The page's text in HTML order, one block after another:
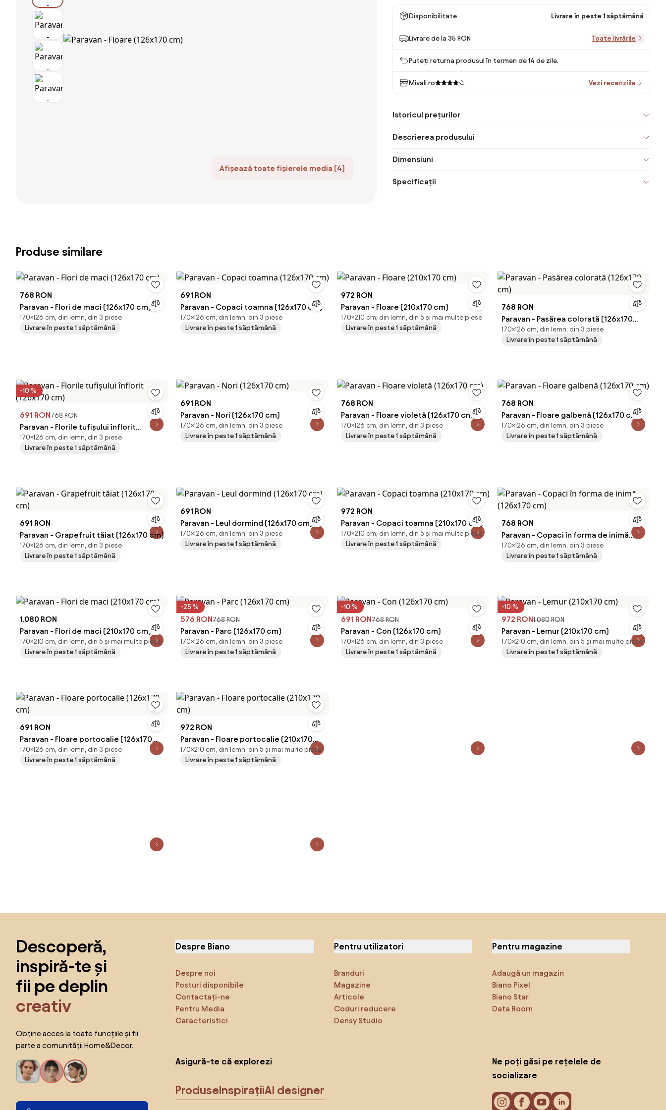
Afișează toate fișierele media (4)
Disponibilitate Livrare în peste 1 săptămână
Livrare de la 35 RON Toate livrările
Puteți returna produsul în termen de 14 de zile.
Mivali.ro Vezi recenziile
Istoricul prețurilor
Descrierea produsului
Dimensiuni
Specificații
Produse similare
768 RON
Paravan - Flori de maci (126x170 cm)
170×126 cm, din lemn, din 3 piese
Livrare în peste 1 săptămână
691 RON
Paravan - Copaci toamna (126x170 cm)
170×126 cm, din lemn, din 3 piese
Livrare în peste 1 săptămână
972 RON
Paravan - Floare (210x170 cm)
170×210 cm, din lemn, din 5 și mai multe piese
Livrare în peste 1 săptămână
768 RON
Paravan - Pasărea colorată (126x170
cm)
170×126 cm, din lemn, din 3 piese
Livrare în peste 1 săptămână
-10 %
691 RON768 RON
Paravan - Florile tufișului înflorit
(126x170 cm)
170×126 cm, din lemn, din 3 piese
Livrare în peste 1 săptămână
691 RON
Paravan - Nori (126x170 cm)
170×126 cm, din lemn, din 3 piese
Livrare în peste 1 săptămână
768 RON
Paravan - Floare violetă (126x170 cm)
170×126 cm, din lemn, din 3 piese
Livrare în peste 1 săptămână
768 RON
Paravan - Floare galbenă (126x170 cm)
170×126 cm, din lemn, din 3 piese
Livrare în peste 1 săptămână
691 RON
Paravan - Grapefruit tăiat (126x170 cm)
170×126 cm, din lemn, din 3 piese
Livrare în peste 1 săptămână
691 RON
Paravan - Leul dormind (126x170 cm)
170×126 cm, din lemn, din 3 piese
Livrare în peste 1 săptămână
972 RON
Paravan - Copaci toamna (210x170 cm)
170×210 cm, din lemn, din 5 și mai multe piese
Livrare în peste 1 săptămână
768 RON
Paravan - Copaci în forma de inimă
(126x170 cm)
170×126 cm, din lemn, din 3 piese
Livrare în peste 1 săptămână
1.080 RON
Paravan - Flori de maci (210x170 cm)
170×210 cm, din lemn, din 5 și mai multe piese
Livrare în peste 1 săptămână
-25 %
576 RON768 RON
Paravan - Parc (126x170 cm)
170×126 cm, din lemn, din 3 piese
Livrare în peste 1 săptămână
-10 %
691 RON768 RON
Paravan - Con (126x170 cm)
170×126 cm, din lemn, din 3 piese
Livrare în peste 1 săptămână
-10 %
972 RON1.080 RON
Paravan - Lemur (210x170 cm)
170×210 cm, din lemn, din 5 și mai multe piese
Livrare în peste 1 săptămână
691 RON
Paravan - Floare portocalie (126x170
cm)
170×126 cm, din lemn, din 3 piese
Livrare în peste 1 săptămână
972 RON
Paravan - Floare portocalie (210x170
cm)
170×210 cm, din lemn, din 5 și mai multe piese
Livrare în peste 1 săptămână
Descoperă,
inspiră-te și
fii pe deplin
creativ
Obține acces la toate funcțiile și fii
parte a comunității Home&Decor.
Despre Biano
Despre noi
Posturi disponibile
Contactați-ne
Pentru Media
Caracteristici
Pentru utilizatori
Branduri
Magazine
Articole
Coduri reducere
Densy Studio
Pentru magazine
Adaugă un magazin
Biano Pixel
Biano Star
Data Room
Asigură-te că explorezi
Produse InspirațiiAI designer
Ne poți găsi pe rețelele de
socializare